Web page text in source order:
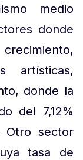
medio
donde
artísticas,
donde la
del 7,12%
Otro sector
tasa de